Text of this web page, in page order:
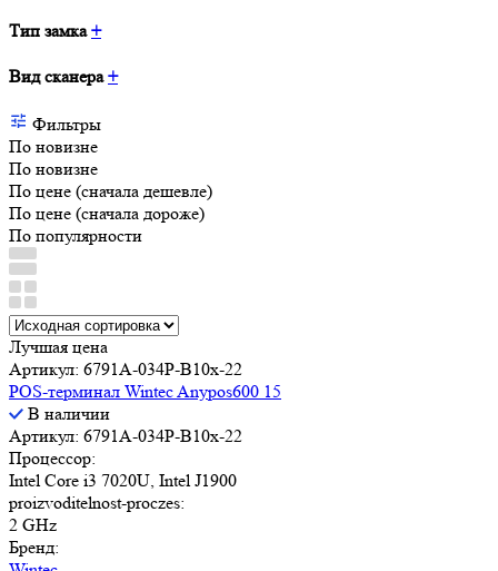
Тип замка+
Вид сканера+
Фильтры
По новизне
По новизне
По цене (сначала дешевле)
По цене (сначала дороже)
По популярности
Лучшая цена
Артикул: 6791A-034P-B10x-22
POS-терминал Wintec Anypos600 15
В наличии
Артикул: 6791A-034P-B10x-22
Процессор:
Intel Core i3 7020U, Intel J1900
proizvoditelnost-proczes:
2 GHz
Бренд: